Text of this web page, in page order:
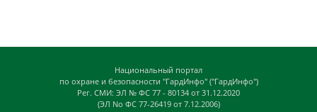
Национальный портал
по охране и безопасности "ГардИнфо" ("ГардИнфо")
Рег. СМИ: ЭЛ № ФС 77 - 80134 от 31.12.2020
(ЭЛ No ФС 77-26419 от 7.12.2006)